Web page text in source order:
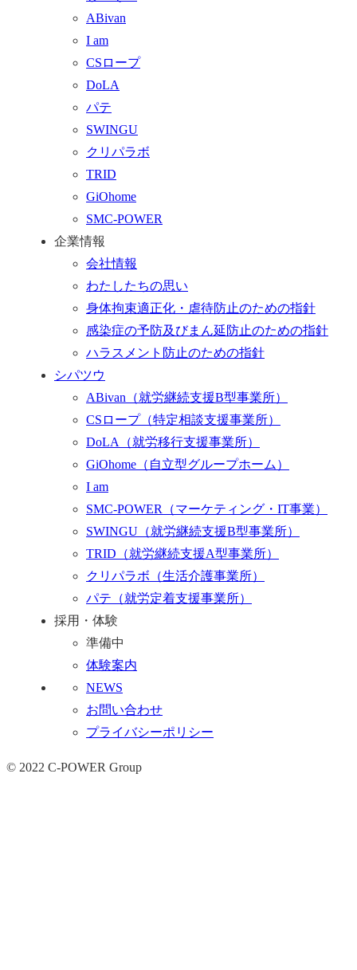
ABivan
I am
CSロープ
DoLA
パテ
SWINGU
クリパラボ
TRID
GiOhome
SMC-POWER
企業情報
会社情報
わたしたちの思い
身体拘束適正化・虐待防止のための指針
感染症の予防及びまん延防止のための指針
ハラスメント防止のための指針
シパツウ
ABivan （就労継続支援B型事業所）
CSロープ（特定相談支援事業所）
DoLA
（就労移行支援事業所）
GiOhome （自立型グループホーム）
I am
SMC-POWER
（マーケティング・IT事業）
SWINGU （就労継続支援B型事業所）
TRID （就労継続支援A型事業所）
クリパラボ （生活介護事業所）
パテ （就労定着支援事業所）
採用・体験
準備中
体験案内
NEWS
お問い合わせ
プライバシーポリシー
© 2022 C-POWER Group